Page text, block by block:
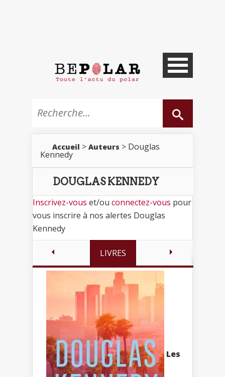
Accueil > Auteurs > Douglas
Kennedy
DOUGLAS KENNEDY
Inscrivez-vous et/ou connectez-vous pour
vous inscrire à nos alertes Douglas
Kennedy
LIVRES
Les